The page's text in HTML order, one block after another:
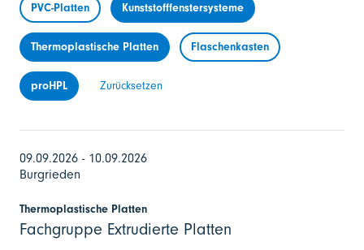
PVC-Platten Kunststofffenstersysteme
Thermoplastische Platten Flaschenkasten
proHPL Zurücksetzen
09.09.2026 - 10.09.2026
Burgrieden
Thermoplastische Platten
Fachgruppe Extrudierte Platten